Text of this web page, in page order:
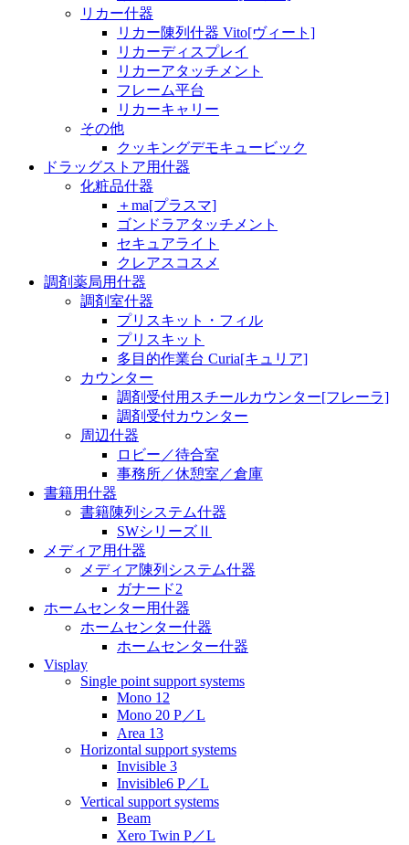
リカー什器
リカー陳列什器 Vito[ヴィート]
リカーディスプレイ
リカーアタッチメント
フレーム平台
リカーキャリー
その他
クッキングデモキュービック
ドラッグストア用什器
化粧品什器
＋ma[プラスマ]
ゴンドラアタッチメント
セキュアライト
クレアスコスメ
調剤薬局用什器
調剤室什器
プリスキット・フィル
プリスキット
多目的作業台 Curia[キュリア]
カウンター
調剤受付用スチールカウンター[フレーラ]
調剤受付カウンター
周辺什器
ロビー／待合室
事務所／休憩室／倉庫
書籍用什器
書籍陳列システム什器
SWシリーズⅡ
メディア用什器
メディア陳列システム什器
ガナード2
ホームセンター用什器
ホームセンター什器
ホームセンター什器
Visplay
Single point support systems
Mono 12
Mono 20 P／L
Area 13
Horizontal support systems
Invisible 3
Invisible6 P／L
Vertical support systems
Beam
Xero Twin P／L